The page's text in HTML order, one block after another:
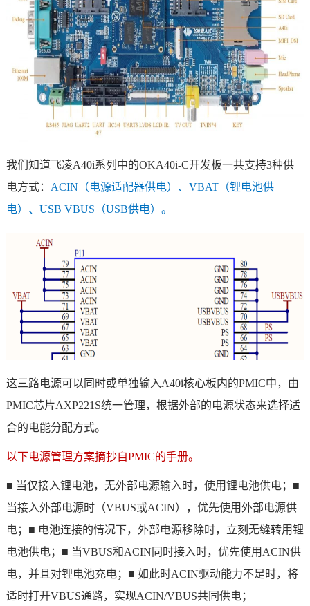
我们知道飞凌A40i系列中的OKA40i-C开发板一共支持3种供
电方式： ACIN（电源适配器供电）、VBAT（锂电池供
电）、USB VBUS（USB供电）。
这三路电源可以同时或单独输入A40i核心板内的PMIC中，由
PMIC芯片AXP221S统一管理，根据外部的电源状态来选择适
合的电能分配方式。
以下电源管理方案摘抄自PMIC的手册。
■ 当仅接入锂电池，无外部电源输入时，使用锂电池供电；■
当接入外部电源时（VBUS或ACIN），优先使用外部电源供
电；■ 电池连接的情况下，外部电源移除时，立刻无缝转用锂
电池供电；■ 当VBUS和ACIN同时接入时，优先使用ACIN供
电，并且对锂电池充电；■ 如此时ACIN驱动能力不足时，将
适时打开VBUS通路，实现ACIN/VBUS共同供电；